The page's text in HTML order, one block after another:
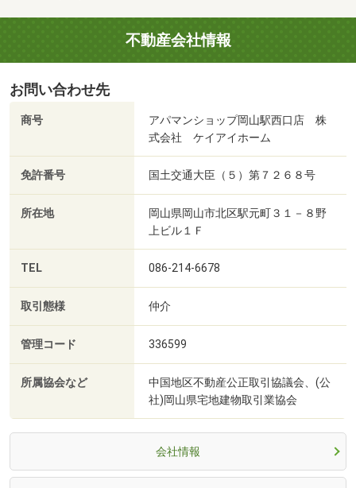
不動産会社情報
お問い合わせ先
商号
アパマンショップ岡山駅西口店 株
式会社 ケイアイホーム
免許番号 国土交通大臣（５）第７２６８号
所在地
岡山県岡山市北区駅元町３１－８野
上ビル１Ｆ
TEL 086-214-6678
取引態様 仲介
管理コード 336599
所属協会など
中国地区不動産公正取引協議会、(公
社)岡山県宅地建物取引業協会
会社情報